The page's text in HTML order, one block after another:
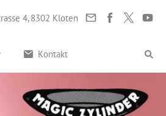
4, 8302 Kloten
Kontakt